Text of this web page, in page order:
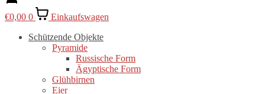
€0,00 0
Einkaufswagen
Schützende Objekte
Pyramide
Russische Form
Ägyptische Form
Glühbirnen
Eier